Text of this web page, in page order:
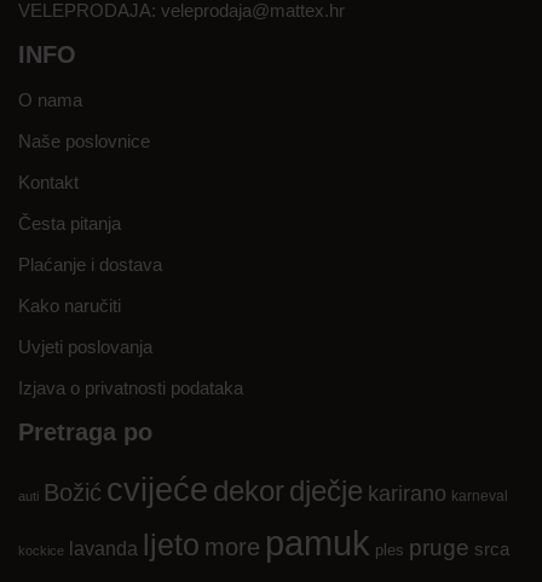
VELEPRODAJA: veleprodaja@mattex.hr
INFO
O nama
Naše poslovnice
Kontakt
Česta pitanja
Plaćanje i dostava
Kako naručiti
Uvjeti poslovanja
Izjava o privatnosti podataka
Pretraga po
auti Božić cvijeće dekordječje karirano karneval
kockice lavanda ljeto more pamuk ples pruge srca